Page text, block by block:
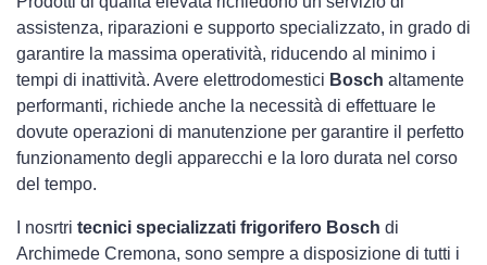
assistenza, riparazioni e supporto specializzato, in grado di
garantire la massima operatività, riducendo al minimo i
tempi di inattività. Avere elettrodomestici Bosch altamente
performanti, richiede anche la necessità di effettuare le
dovute operazioni di manutenzione per garantire il perfetto
funzionamento degli apparecchi e la loro durata nel corso
del tempo.
I nosrtri tecnici specializzati frigorifero Bosch di
Archimede Cremona, sono sempre a disposizione di tutti i